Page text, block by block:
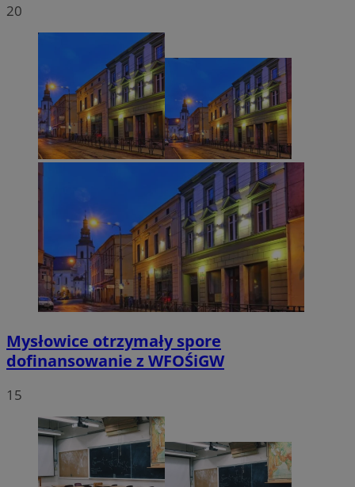
20
Mysłowice otrzymały spore
dofinansowanie z WFOŚiGW
15